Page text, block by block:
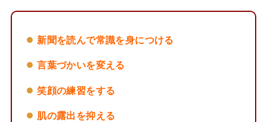
新聞を読んで常識を身につける
言葉づかいを変える
笑顔の練習をする
肌の露出を抑える